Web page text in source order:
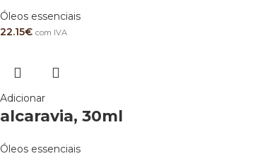
Óleos essenciais
22.15€ com IVA
Adicionar
alcaravia, 30ml
Óleos essenciais